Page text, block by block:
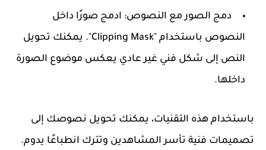
دمج الصور مع النصوص: ادمج صورًا داخل
النصوص باستخدام "Clipping Mask". يمكنك تحويل
النص إلى شكل فني غير عادي يعكس موضوع الصورة
داخلها.
باستخدام هذه التقنيات، يمكنك تحويل نصوصك إلى
تصميمات فنية تأسر المشاهدين وتترك انطباعًا يدوم.